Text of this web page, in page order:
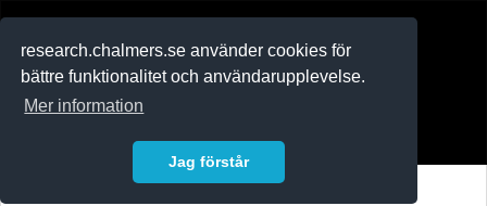
research.chalmers.se använder cookies för
bättre funktionalitet och användarupplevelse.
Mer information
Jag förstår